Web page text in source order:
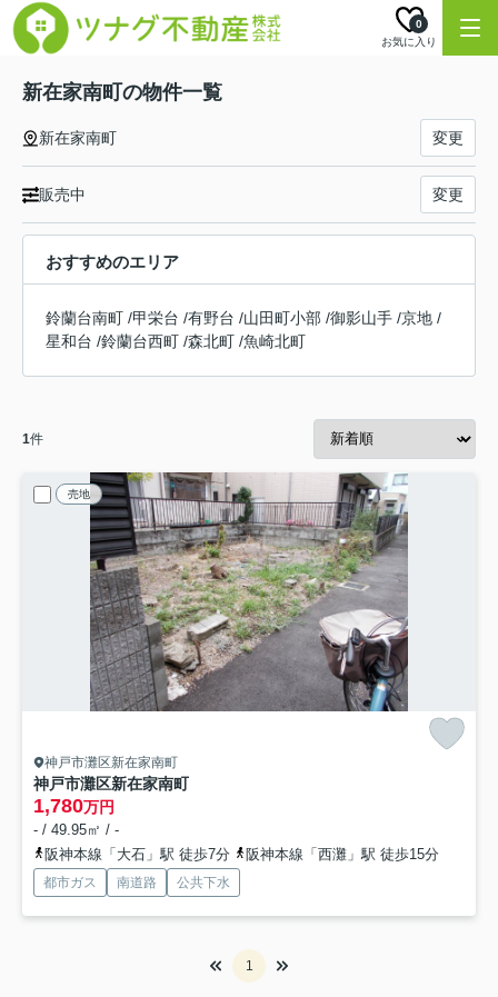
お気に入り
0
新在家南町の物件一覧
新在家南町 変更
販売中 変更
おすすめのエリア
鈴蘭台南町 /甲栄台 /有野台 /山田町小部 /御影山手 /京地 /
星和台 /鈴蘭台西町 /森北町 /魚崎北町
1件
売地
神戸市灘区新在家南町
神戸市灘区新在家南町
1,780万円
- / 49.95㎡ / -
阪神本線「大石」駅 徒歩7分
阪神本線「西灘」駅 徒歩15分
都市ガス 南道路 公共下水
1